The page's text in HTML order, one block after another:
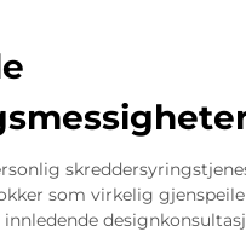
som virkelig